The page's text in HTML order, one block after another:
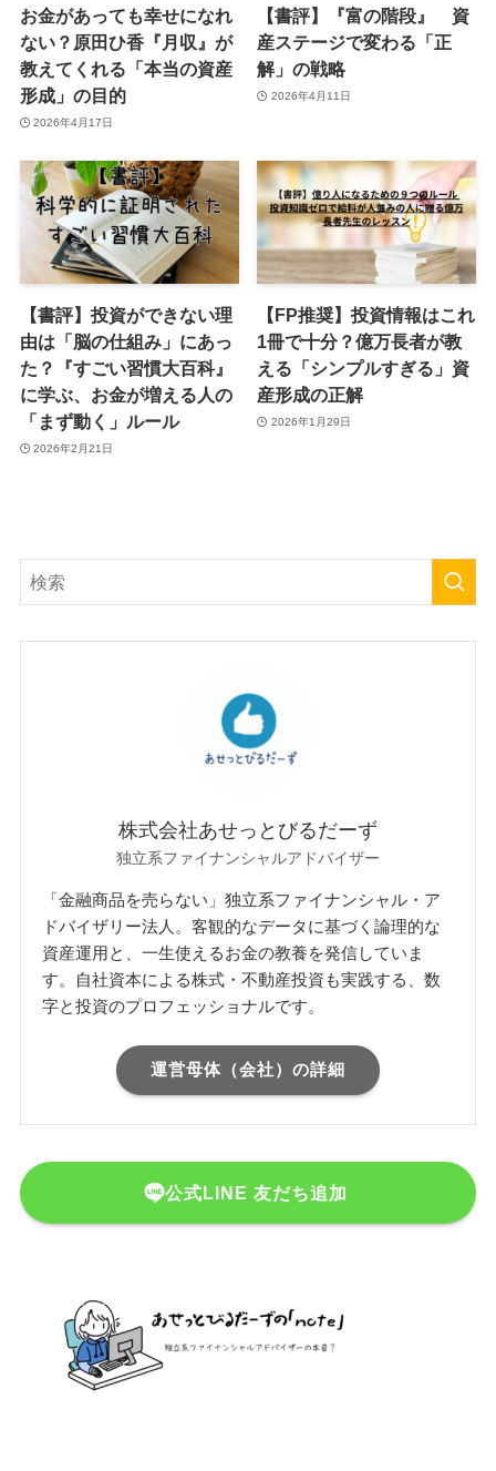
お金があっても幸せになれ
ない？原田ひ香『月収』が
教えてくれる「本当の資産
形成」の目的
2026年4月17日
【書評】『富の階段』 資
産ステージで変わる「正
解」の戦略
2026年4月11日
【書評】投資ができない理
由は「脳の仕組み」にあっ
た？『すごい習慣大百科』
に学ぶ、お金が増える人の
「まず動く」ルール
2026年2月21日
【FP推奨】投資情報はこれ
1冊で十分？億万長者が教
える「シンプルすぎる」資
産形成の正解
2026年1月29日
株式会社あせっとびるだーず
独立系ファイナンシャルアドバイザー
「金融商品を売らない」独立系ファイナンシャル・ア
ドバイザリー法人。客観的なデータに基づく論理的な
資産運用と、一生使えるお金の教養を発信していま
す。自社資本による株式・不動産投資も実践する、数
字と投資のプロフェッショナルです。
運営母体（会社）の詳細
公式LINE 友だち追加